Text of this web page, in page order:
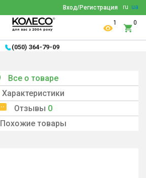
ru ua
Вход/Регистрация
1 0
(050) 364-79-09
Все о товаре
Характеристики
Отзывы 0
Похожие товары